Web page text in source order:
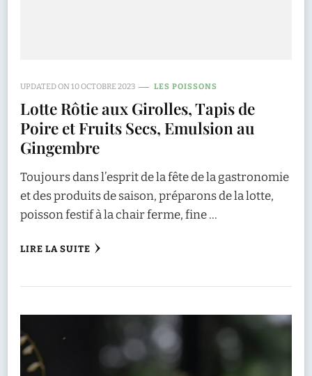
UPDATED ON10 OCTOBRE 2023 LES POISSONS
Lotte Rôtie aux Girolles, Tapis de
Poire et Fruits Secs, Emulsion au
Gingembre
Toujours dans l’esprit de la fête de la gastronomie
et des produits de saison, préparons de la lotte,
poisson festif à la chair ferme, fine …
LIRE LA SUITE